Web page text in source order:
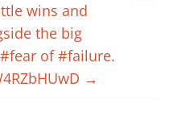
wins and
the big
of #failure.
→